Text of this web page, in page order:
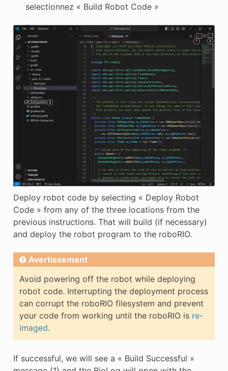
selectionnez « Build Robot Code »
Deploy robot code by selecting « Deploy Robot
Code » from any of the three locations from the
previous instructions. That will build (if necessary)
and deploy the robot program to the roboRIO.
Avertissement
Avoid powering off the robot while deploying
robot code. Interrupting the deployment process
can corrupt the roboRIO filesystem and prevent
your code from working until the roboRIO is re-
imaged.
If successful, we will see a « Build Successful »